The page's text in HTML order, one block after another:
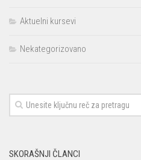
Aktuelni kursevi
Nekategorizovano
SKORAŠNJI ČLANCI